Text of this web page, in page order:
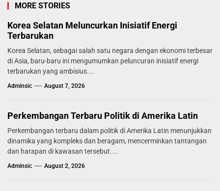
MORE STORIES
Korea Selatan Meluncurkan Inisiatif Energi
Terbarukan
Korea Selatan, sebagai salah satu negara dengan ekonomi terbesar
di Asia, baru-baru ini mengumumkan peluncuran inisiatif energi
terbarukan yang ambisius....
Adminsic August 7, 2026
Perkembangan Terbaru Politik di Amerika Latin
Perkembangan terbaru dalam politik di Amerika Latin menunjukkan
dinamika yang kompleks dan beragam, mencerminkan tantangan
dan harapan di kawasan tersebut....
Adminsic August 2, 2026